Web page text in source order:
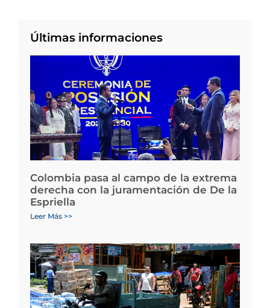
Últimas informaciones
Colombia pasa al campo de la extrema
derecha con la juramentación de De la
Espriella
Leer Más >>